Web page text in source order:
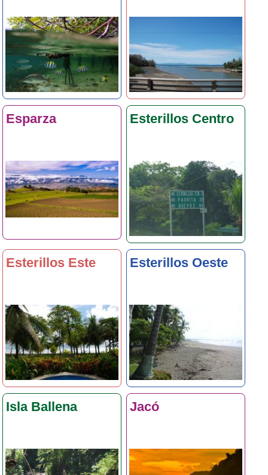
Esparza Esterillos Centro
Esterillos Este Esterillos Oeste
Isla Ballena Jacó